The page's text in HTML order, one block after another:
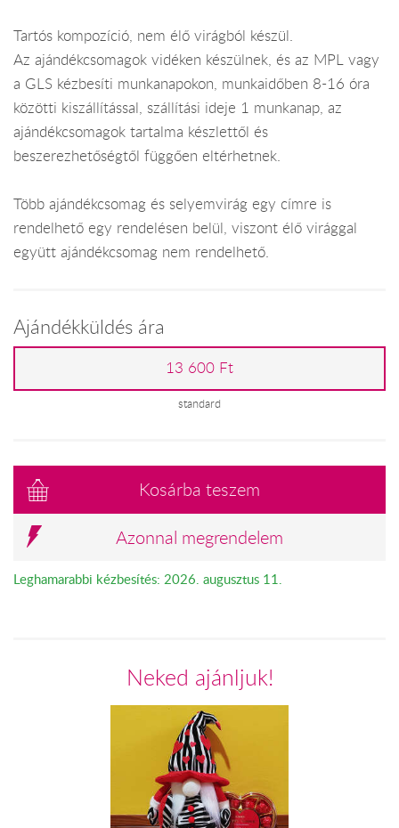
Tartós kompozíció, nem élő virágból készül.
Az ajándékcsomagok vidéken készülnek, és az MPL vagy
a GLS kézbesíti munkanapokon, munkaidőben 8-16 óra
közötti kiszállítással, szállítási ideje 1 munkanap, az
ajándékcsomagok tartalma készlettől és
beszerezhetőségtől függően eltérhetnek.
Több ajándékcsomag és selyemvirág egy címre is
rendelhető egy rendelésen belül, viszont élő virággal
együtt ajándékcsomag nem rendelhető.
Ajándékküldés ára
13 600 Ft
standard
Kosárba teszem
Azonnal megrendelem
Leghamarabbi kézbesítés: 2026. augusztus 11.
Neked ajánljuk!